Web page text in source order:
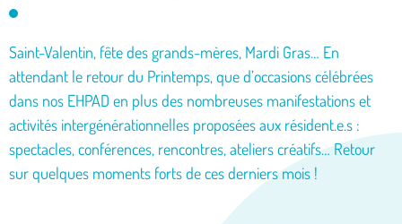
Saint-Valentin, fête des grands-mères, Mardi Gras… En
attendant le retour du Printemps, que d’occasions célébrées
dans nos EHPAD en plus des nombreuses manifestations et
activités intergénérationnelles proposées aux résident.e.s :
spectacles, conférences, rencontres, ateliers créatifs… Retour
sur quelques moments forts de ces derniers mois !